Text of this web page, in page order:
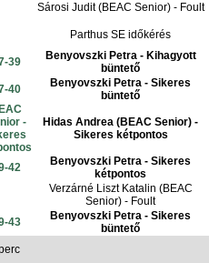
Sárosi Judit (BEAC Senior) - Foult
Parthus SE időkérés
39
Benyovszki Petra - Kihagyott
büntető
40
Benyovszki Petra - Sikeres
büntető
-
Hidas Andrea (BEAC Senior) -
Sikeres kétpontos
42
Benyovszki Petra - Sikeres
kétpontos
Verzárné Liszt Katalin (BEAC
Senior) - Foult
43
Benyovszki Petra - Sikeres
büntető